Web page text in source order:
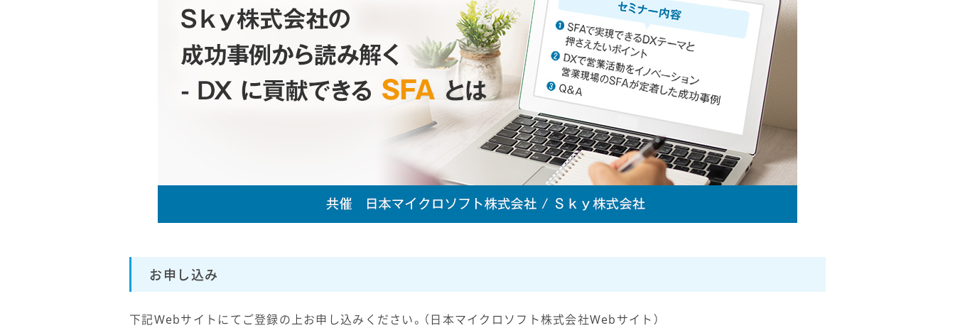
お申し込み
下記Webサイトにてご登録の上お申し込みください。（日本マイクロソフト株式会社Webサイト）